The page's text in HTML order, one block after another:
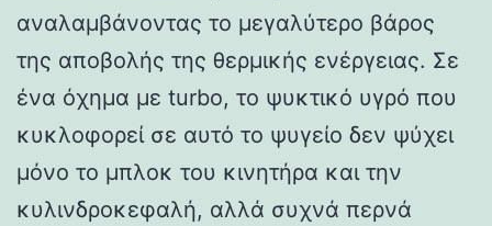
αναλαμβάνοντας το μεγαλύτερο βάρος
της αποβολής της θερμικής ενέργειας. Σε
ένα όχημα με turbo, το ψυκτικό υγρό που
κυκλοφορεί σε αυτό το ψυγείο δεν ψύχει
μόνο το μπλοκ του κινητήρα και την
κυλινδροκεφαλή, αλλά συχνά περνά